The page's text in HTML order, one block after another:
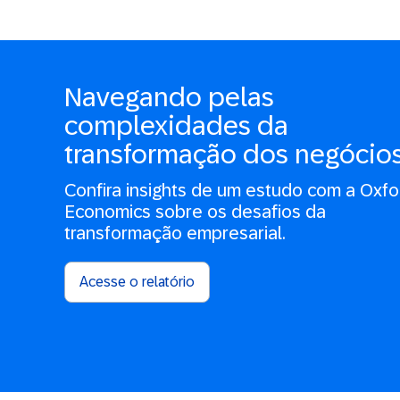
Navegando pelas
complexidades da
transformação dos
Confira insights de um estudo com a
Economics sobre os desafios da
transformação empresarial.
Acesse o relatório